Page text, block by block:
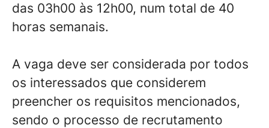
das 03h00 às 12h00, num total de 40
horas semanais.
A vaga deve ser considerada por todos
os interessados que considerem
preencher os requisitos mencionados,
sendo o processo de recrutamento